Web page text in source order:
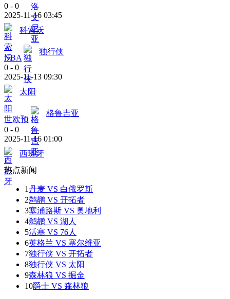
0 - 0
2025-11-16 03:45
科索沃
NBA
独行侠
0 - 0
2025-11-13 09:30
太阳
世欧预
格鲁吉亚
0 - 0
2025-11-16 01:00
西班牙
热点新闻
1丹麦 VS 白俄罗斯
2鹈鹕 VS 开拓者
3塞浦路斯 VS 奥地利
4鹈鹕 VS 湖人
5活塞 VS 76人
6英格兰 VS 塞尔维亚
7独行侠 VS 开拓者
8独行侠 VS 太阳
9森林狼 VS 掘金
10爵士 VS 森林狼